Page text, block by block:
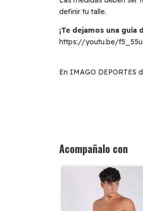
definir tu talle.
¡Te dejamos una guía
https://youtu.be/
En IMAGO DEPORTES
Acompañalo con